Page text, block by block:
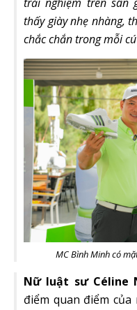
thấy giày nhẹ nhàng,
chắc chắn trong mỗi
MC Bình Minh có
Nữ luật sư Céline
điểm quan điểm của